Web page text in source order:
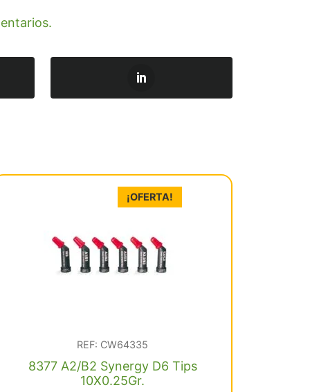
¡OFERTA!
REF: CW64335
8377 A2/B2 Synergy D6 Tips
10X0.25Gr.